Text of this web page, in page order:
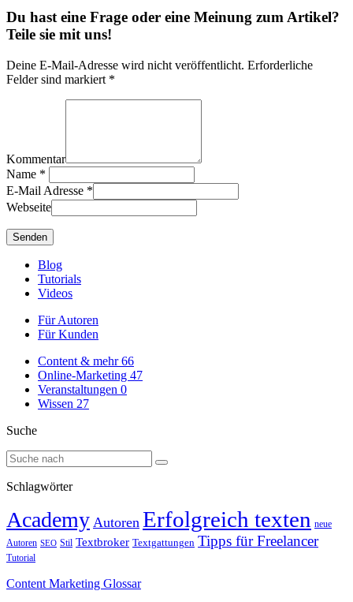
Du hast eine Frage oder eine Meinung zum Artikel?
Teile sie mit uns!
Deine E-Mail-Adresse wird nicht veröffentlicht. Erforderliche
Felder sind markiert *
Kommentar
Name *
E-Mail Adresse *
Webseite
Blog
Tutorials
Videos
Für Autoren
Für Kunden
Content & mehr66
Online-Marketing 47
Veranstaltungen 0
Wissen 27
Suche
Schlagwörter
Academy Autoren Erfolgreich texten neue
Autoren SEO Stil Textbroker Textgattungen Tipps für Freelancer
Tutorial
Content Marketing Glossar